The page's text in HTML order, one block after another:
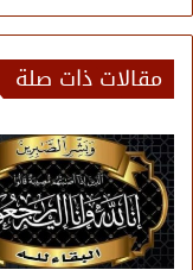
مقالات ذات صلة